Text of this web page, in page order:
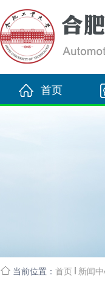
首页
当前位置： 首页 新闻